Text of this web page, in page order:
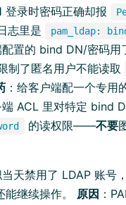
登录时密码正确却报
志里是 pam_ldap:
配置的 bind DN/密码用
制了匿名用户不能读取
：给客户端配一个专用
ACL 里对特定 bind
的读权限——不要
当天禁用了 LDAP 账号
能继续操作。 原因 ：